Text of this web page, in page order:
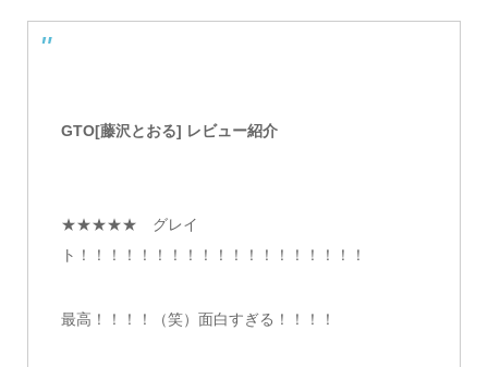
GTO[藤沢とおる] レビュー紹介
★★★★★ グレイ
ト！！！！！！！！！！！！！！！！！！！
最高！！！！（笑）面白すぎる！！！！